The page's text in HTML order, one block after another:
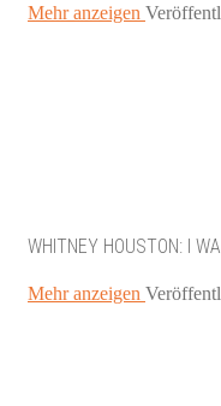
Mehr anzeigen
WHITNEY HOUSTON: I
Mehr anzeigen